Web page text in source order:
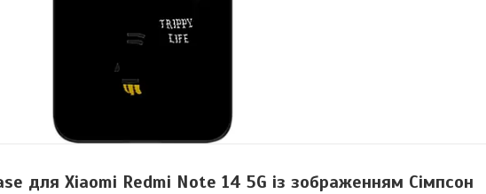
для Xiaomi Redmi Note 14 5G із зображенням Сімпсон